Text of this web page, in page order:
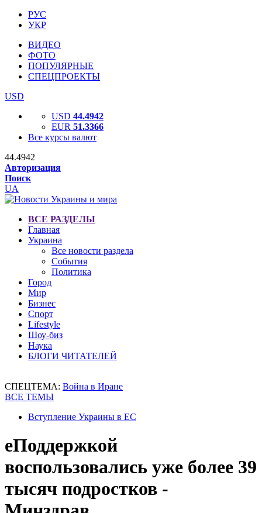
РУС
УКР
ВИДЕО
ФОТО
ПОПУЛЯРНЫЕ
СПЕЦПРОЕКТЫ
USD
USD 44.4942
EUR 51.3366
Все курсы валют
44.4942
Авторизация
Поиск
UA
ВСЕ РАЗДЕЛЫ
Главная
Украина
Все новости раздела
События
Политика
Город
Мир
Бизнес
Спорт
Lifestyle
Шоу-биз
Наука
БЛОГИ ЧИТАТЕЛЕЙ
СПЕЦТЕМА: Война в Иране
ВСЕ ТЕМЫ
Вступление Украины в ЕС
еПоддержкой
воспользовались уже более 39
тысяч подростков -